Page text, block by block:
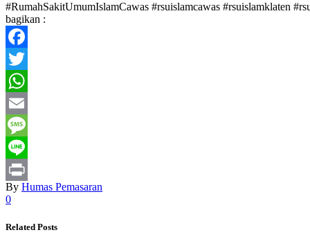
#RumahSakitUmumIslamCawas #rsuislamcawas #rsuislamklaten
bagikan :
Facebook
Twitter
WhatsApp
Email
Message
Line
Print
By Humas Pemasaran
0
Related Posts